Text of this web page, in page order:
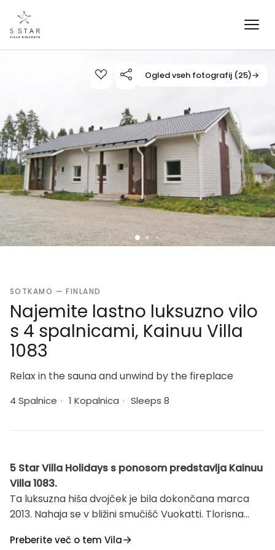
Ogled vseh fotografij (25)→
SOTKAMO — FINLAND
Najemite lastno luksuzno vilo
s 4 spalnicami, Kainuu Villa
1083
Relax in the sauna and unwind by the fireplace
4 Spalnice · 1 Kopalnica · Sleeps 8
5 Star Villa Holidays s ponosom predstavlja Kainuu
Villa 1083.
Ta luksuzna hiša dvojček je bila dokončana marca
2013. Nahaja se v bližini smučišč Vuokatti. Tlorisna
spalnici, savna (električno ogrevanje), umivalnica /
Preberite več o tem Vila